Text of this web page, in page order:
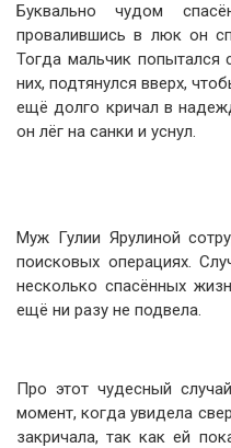
Буквально чудом
провалившись в люк он
Тогда мальчик попытался
них, подтянулся вверх,
ещё долго кричал в
он лёг на санки и уснул.
Муж Гулии Ярулиной
поисковых операциях.
несколько спасённых
ещё ни разу не подвела.
Про этот чудесный
момент, когда увидела
закричала, так как ей